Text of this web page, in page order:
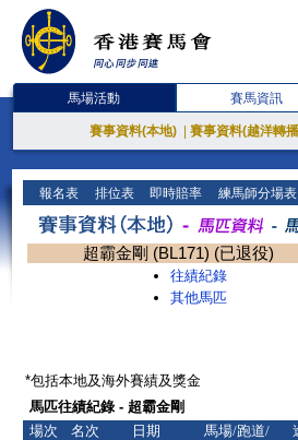
馬場活動 賽馬資訊
賽事資料(本地) 賽事資料(越洋轉
報名表 排位表 即時賠率 練馬師分場表
超霸金剛 (BL171) (已退役)
往績紀錄
其他馬匹
*包括本地及海外賽績及獎金
馬匹往績紀錄 - 超霸金剛
場次
名次 日期
馬場/跑道/